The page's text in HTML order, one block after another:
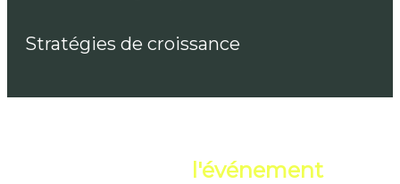
Stratégies de croissance
l'événement